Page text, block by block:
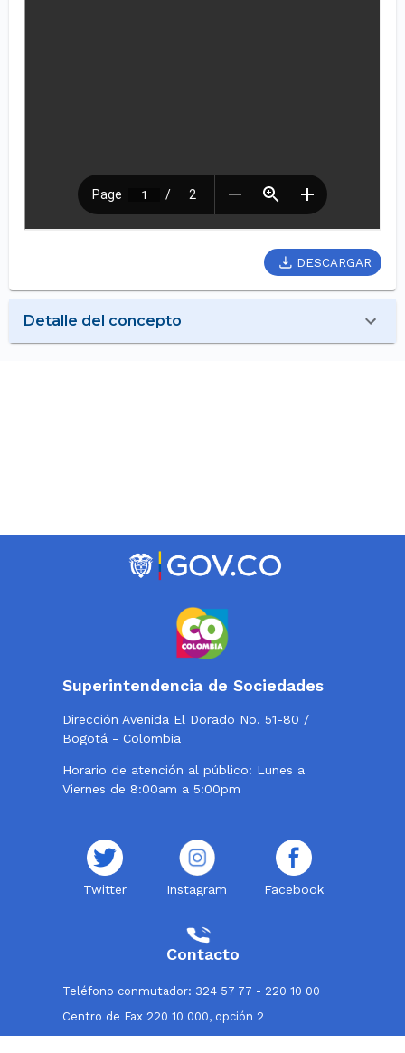
DESCARGAR
Detalle del concepto
Superintendencia de Sociedades
Dirección Avenida El Dorado No. 51-80 /
Bogotá - Colombia
Horario de atención al público: Lunes a
Viernes de 8:00am a 5:00pm
Twitter Instagram Facebook
Contacto
Teléfono conmutador: 324 57 77 - 220 10 00
Centro de Fax 220 10 000, opción 2